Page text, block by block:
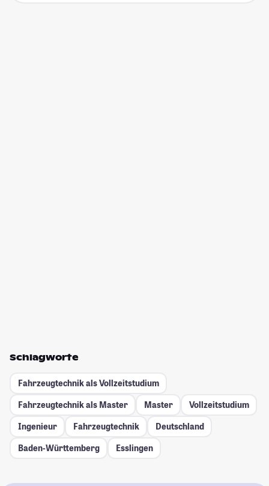
Schlagworte
Fahrzeugtechnik als Vollzeitstudium
Fahrzeugtechnik als Master
Master
Vollzeitstudium
Ingenieur
Fahrzeugtechnik
Deutschland
Baden-Württemberg
Esslingen